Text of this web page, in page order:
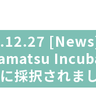
採択されま